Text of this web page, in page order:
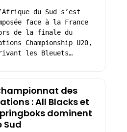
du Sud s’est
face à la France
de la finale du
Championship U20,
les Bleuets…
des
: All Blacks et
dominent
Sud